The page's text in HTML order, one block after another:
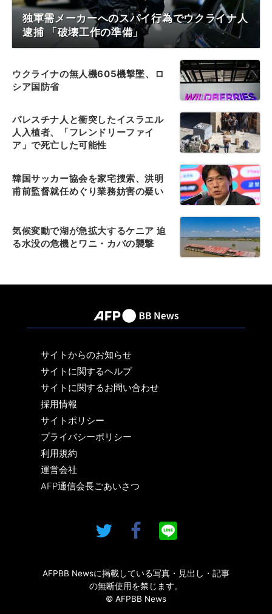
独軍需メーカーへのスパイ行為でウクライナ人
逮捕 「破壊工作の準備」
ウクライナの無人機605機撃墜、ロ
シア国防省
パレスチナ人と衝突したイスラエル
人入植者、「フレンドリーファイ
ア」で死亡した可能性
韓国サッカー協会を家宅捜索、洪明
甫前監督就任めぐり業務妨害の疑い
気候変動で湖が急拡大するケニア 迫
る水没の危機とワニ・カバの襲撃
サイトからのお知らせ
サイトに関するヘルプ
サイトに関するお問い合わせ
採用情報
サイトポリシー
プライバシーポリシー
利用規約
運営会社
AFP通信会長ごあいさつ
AFPBB Newsに掲載している写真・見出し・記事
の無断使用を禁じます。
© AFPBB News